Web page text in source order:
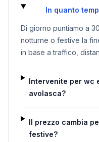
In quanto
Di giorno puntiamo a
notturne o festive la
in base a traffico,
Intervenite per wc
avolasca?
Il prezzo cambia
festive?